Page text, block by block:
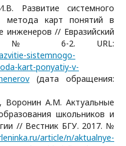
Развитие системного
метода карт понятий в
инженеров // Евразийский
№ 6-2. URL:
sistemnogo-
kart-ponyatiy-v-
(дата обращения:
А.М. Актуальные
школьников и
// Вестник БГУ. 2017. №
article/n/aktualnye-